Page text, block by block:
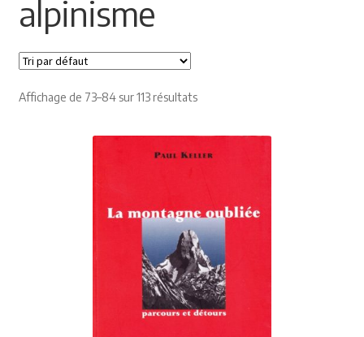
Les Pyrénées
alpinisme
Affichage de 73–84 sur 113 résultats